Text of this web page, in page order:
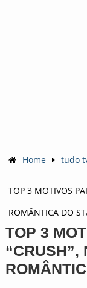
Home tudo
TOP 3 MOTIVOS
ROMÂNTICA DO
TOP 3
“CRUSH”,